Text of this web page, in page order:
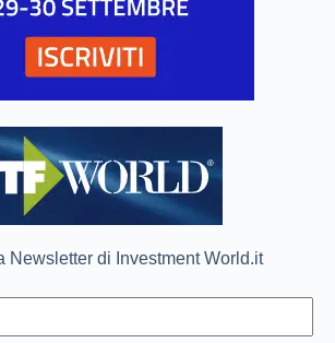
Newsletter di Investment World.it